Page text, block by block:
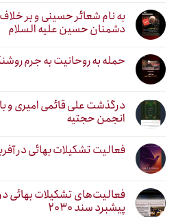
به نام شعائر حسینی و بر
دشمنان حسین علیه السلام
حمله به روحانیت به جرم
درگذشت علی قائمی امیری و
انجمن حجتیه
فعالیت تشکیلات بهائی در
فعالیت‌های تشکیلات بهائی
پیشبرد سند ۲۰۳۰